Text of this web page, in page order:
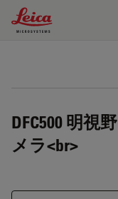
Leica Microsystems
DFC500 明視
メラ<br>